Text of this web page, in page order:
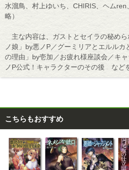
水溜鳥、村上ゆいち、CHIRIS、ヘム
略）
主な内容は、ガストとセイラの秘め
ノ娘」by悪ノP／グーミリアとエルル
の理由」by壱加／お疲れ様座談会／キ
ノP公式！キャラクターのその後 など
こちらもおすすめ